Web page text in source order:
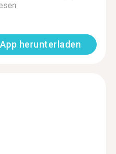
App herunterladen